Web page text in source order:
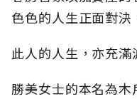
色色的人生正面對決
此人的人生，亦充滿
勝美女士的本名為